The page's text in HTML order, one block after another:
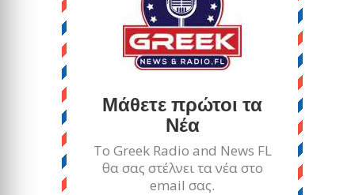
Μάθετε πρώτοι τα
Νέα
Το Greek Radio and News FL
θα σας στέλνει τα νέα στο
email σας.